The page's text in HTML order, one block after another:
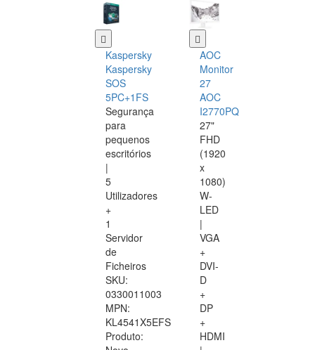
Kaspersky
Kaspersky
SOS
5PC+1FS
Segurança
para
pequenos
escritórios
|
5
Utilizadores
+
1
Servidor
de
Ficheiros
SKU:
0330011003
MPN:
KL4541X5EFS
Produto:
AOC
Monitor
27
AOC
I2770PQ
27"
FHD
(1920
x
1080)
W-
LED
|
VGA
+
DVI-
D
+
DP
+
HDMI